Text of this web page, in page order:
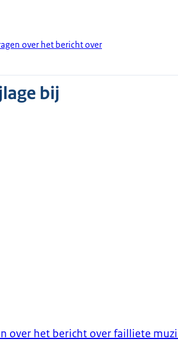
over het bericht over
bij
over het bericht over failliete